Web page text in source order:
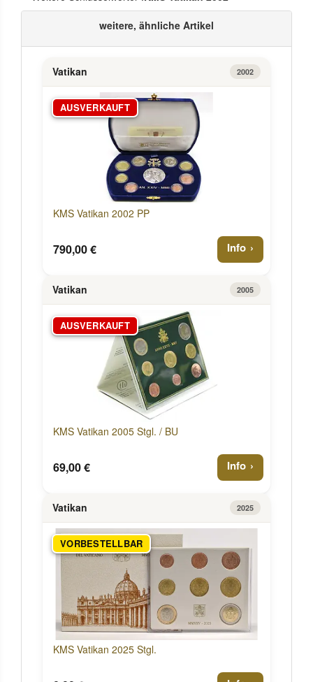
weitere, ähnliche Artikel
Vatikan 2002
AUSVERKAUFT
KMS Vatikan 2002 PP
790,00 € Info
Vatikan 2005
AUSVERKAUFT
KMS Vatikan 2005 Stgl. / BU
69,00 € Info
Vatikan 2025
VORBESTELLBAR
KMS Vatikan 2025 Stgl.